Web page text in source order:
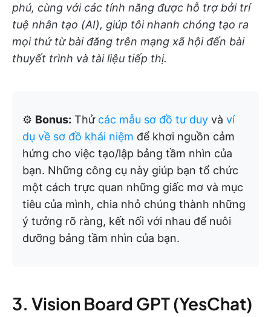
phú, cùng với các tính năng được hỗ trợ bởi trí
tuệ nhân tạo (AI), giúp tôi nhanh chóng tạo ra
mọi thứ từ bài đăng trên mạng xã hội đến bài
thuyết trình và tài liệu tiếp thị.
⚙️ Bonus: Thử các mẫu sơ đồ tư duy và ví
dụ về sơ đồ khái niệm để khơi nguồn cảm
hứng cho việc tạo/lập bảng tầm nhìn của
bạn. Những công cụ này giúp bạn tổ chức
một cách trực quan những giấc mơ và mục
tiêu của mình, chia nhỏ chúng thành những
ý tưởng rõ ràng, kết nối với nhau để nuôi
dưỡng bảng tầm nhìn của bạn.
3. Vision Board GPT (YesChat)